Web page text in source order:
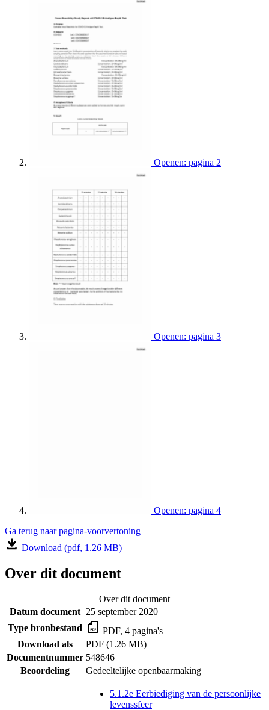
Openen: pagina 2
Openen: pagina 3
Openen: pagina 4
Ga terug naar pagina-voorvertoning
Download (pdf, 1.26 MB)
Over dit document
Over dit document
Datum document 25 september 2020
Type bronbestand
PDF, 4 pagina's
Download als
PDF (1.26 MB)
Documentnummer 548646
Beoordeling
Gedeeltelijke openbaarmaking
5.1.2e Eerbiediging van de persoonlijke
levenssfeer